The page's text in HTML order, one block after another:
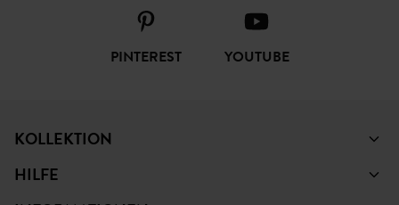
PINTEREST YOUTUBE
KOLLEKTION
HILFE